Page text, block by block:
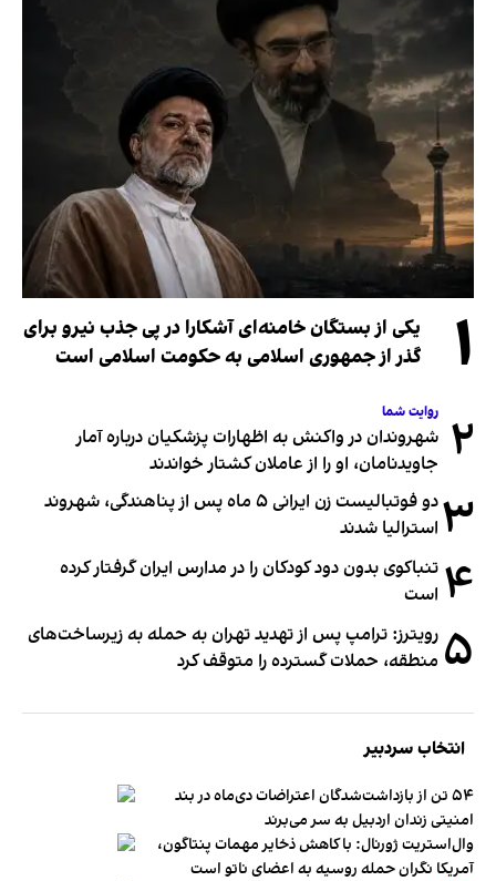
۱
یکی از بستگان خامنه‌ای آشکارا در پی جذب نیرو برای
گذر از جمهوری اسلامی به حکومت اسلامی است
۲ روایت شما
شهروندان در واکنش به اظهارات پزشکیان درباره آمار
جاویدنامان، او را از عاملان کشتار خواندند
۳
دو فوتبالیست زن ایرانی ۵ ماه پس از پناهندگی، شهروند
استرالیا شدند
۴ تنباکوی بدون دود کودکان را در مدارس ایران گرفتار کرده
است
۵ رویترز: ترامپ پس از تهدید تهران به حمله به زیرساخت‌های
منطقه، حملات گسترده را متوقف کرد
انتخاب سردبیر
۵۴ تن از بازداشت‌شدگان اعتراضات دی‌ماه در بند
امنیتی زندان اردبیل به سر می‌برند
وال‌استریت ژورنال: با کاهش ذخایر مهمات پنتاگون،
آمریکا نگران حمله روسیه به اعضای ناتو‌ است